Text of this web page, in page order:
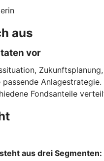
aus
vor
Fondsanteile
aus drei Segmenten: